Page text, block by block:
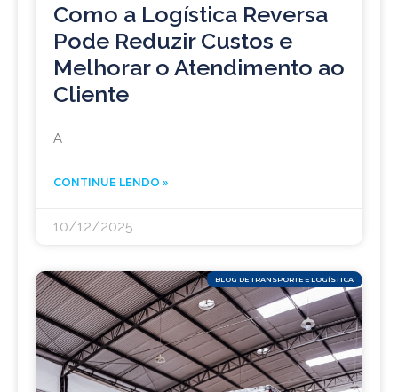
Como a Logística Reversa
Pode Reduzir Custos e
Melhorar o Atendimento ao
Cliente
A
CONTINUE LENDO »
10/12/2025
BLOG DE TRANSPORTE E LOGÍSTICA